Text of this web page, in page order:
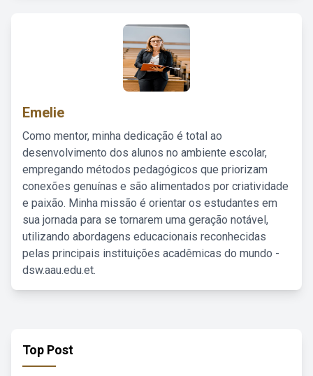
Emelie
Como mentor, minha dedicação é total ao
desenvolvimento dos alunos no ambiente escolar,
empregando métodos pedagógicos que priorizam
conexões genuínas e são alimentados por criatividade
e paixão. Minha missão é orientar os estudantes em
sua jornada para se tornarem uma geração notável,
utilizando abordagens educacionais reconhecidas
pelas principais instituições acadêmicas do mundo -
dsw.aau.edu.et.
Top Post